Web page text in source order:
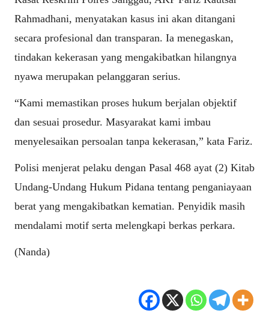
Rahmadhani, menyatakan kasus ini akan ditangani
secara profesional dan transparan. Ia menegaskan,
tindakan kekerasan yang mengakibatkan hilangnya
nyawa merupakan pelanggaran serius.
“Kami memastikan proses hukum berjalan objektif
dan sesuai prosedur. Masyarakat kami imbau
menyelesaikan persoalan tanpa kekerasan,” kata Fariz.
Polisi menjerat pelaku dengan Pasal 468 ayat (2) Kitab
Undang-Undang Hukum Pidana tentang penganiayaan
berat yang mengakibatkan kematian. Penyidik masih
mendalami motif serta melengkapi berkas perkara.
(Nanda)